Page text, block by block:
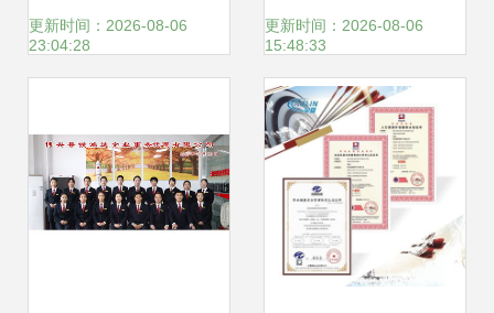
信服务赢得客户信
更新时间：2026-08-06
23:04:28
岭皮革城的创业必
修课
更新时间：2026-08-06
15:48:33